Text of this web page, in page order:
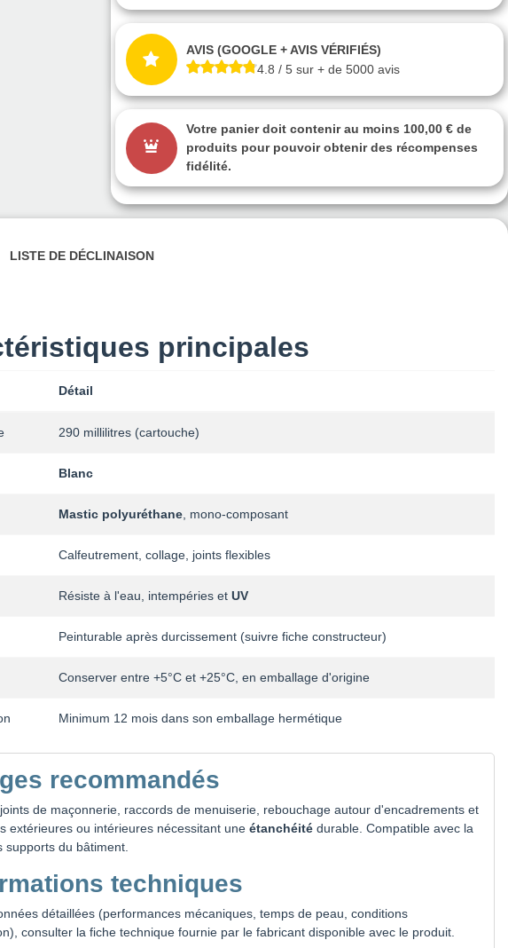
AVIS (GOOGLE + AVIS VÉRIFIÉS)
4.8 / 5 sur + de 5000 avis
Votre panier doit contenir au moins 100,00 € de
produits pour pouvoir obtenir des récompenses
fidélité.
LISTE DE DÉCLINAISON
principales
Détail
290 millilitres (cartouche)
Blanc
Mastic polyuréthane, mono-composant
Calfeutrement, collage, joints flexibles
Résiste à l'eau, intempéries et UV
Peinturable après durcissement (suivre fiche constructeur)
Conserver entre +5°C et +25°C, en emballage d'origine
Minimum 12 mois dans son emballage hermétique
recommandés
de maçonnerie, raccords de menuiserie, rebouchage autour d'encadrements et
extérieures ou intérieures nécessitant une étanchéité durable. Compatible avec la
supports du bâtiment.
techniques
détaillées (performances mécaniques, temps de peau, conditions
consulter la fiche technique fournie par le fabricant disponible avec le produit.